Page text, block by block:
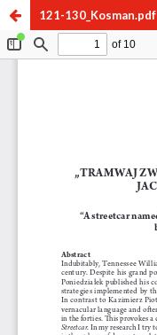
121-130_Kosman.pdf